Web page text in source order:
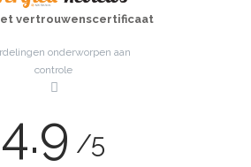
vertrouwenscertificaat
onderworpen aan
controle
4.9 /5